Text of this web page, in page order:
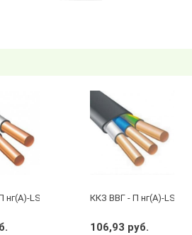
нг(А)-LS 2 х 2,5 ГОСТККЗ ВВГ - П нг(А)-LS 3
106,93 руб.